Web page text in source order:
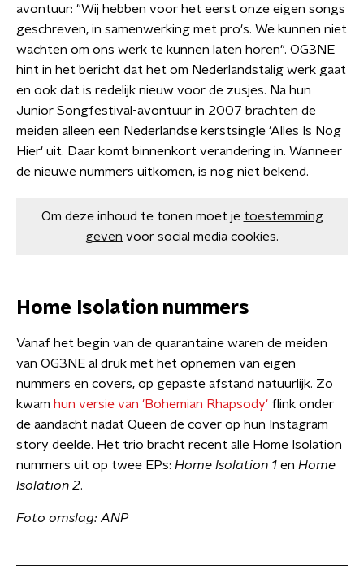
avontuur: "Wij hebben voor het eerst onze eigen songs
geschreven, in samenwerking met pro's. We kunnen niet
wachten om ons werk te kunnen laten horen". OG3NE
hint in het bericht dat het om Nederlandstalig werk gaat
en ook dat is redelijk nieuw voor de zusjes. Na hun
Junior Songfestival-avontuur in 2007 brachten de
meiden alleen een Nederlandse kerstsingle 'Alles Is Nog
Hier' uit. Daar komt binnenkort verandering in. Wanneer
de nieuwe nummers uitkomen, is nog niet bekend.
Om deze inhoud te tonen moet je toestemming
geven voor social media cookies.
Home Isolation nummers
Vanaf het begin van de quarantaine waren de meiden
van OG3NE al druk met het opnemen van eigen
nummers en covers, op gepaste afstand natuurlijk. Zo
kwam hun versie van 'Bohemian Rhapsody' flink onder
de aandacht nadat Queen de cover op hun Instagram
story deelde. Het trio bracht recent alle Home Isolation
nummers uit op twee EPs: Home Isolation 1 en Home
Isolation 2.
Foto omslag: ANP